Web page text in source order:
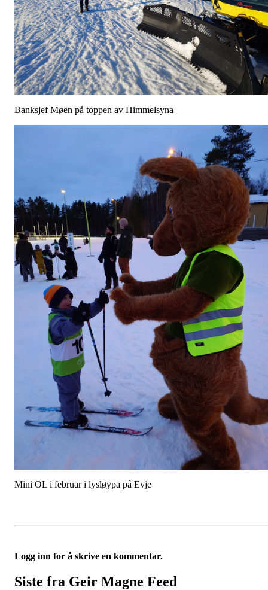
Banksjef Møen på toppen av Himmelsyna
Mini OL i februar i lysløypa på Evje
Logg inn for å skrive en kommentar.
Siste fra Geir Magne Feed